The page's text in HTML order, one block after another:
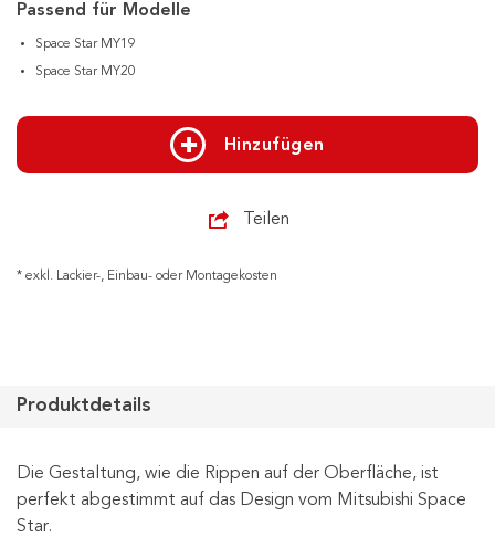
Passend für Modelle
Space Star MY19
Space Star MY20
Hinzufügen
Teilen
* exkl. Lackier-, Einbau- oder Montagekosten
Produktdetails
Die Gestaltung, wie die Rippen auf der Oberfläche, ist
perfekt abgestimmt auf das Design vom Mitsubishi Space
Star.